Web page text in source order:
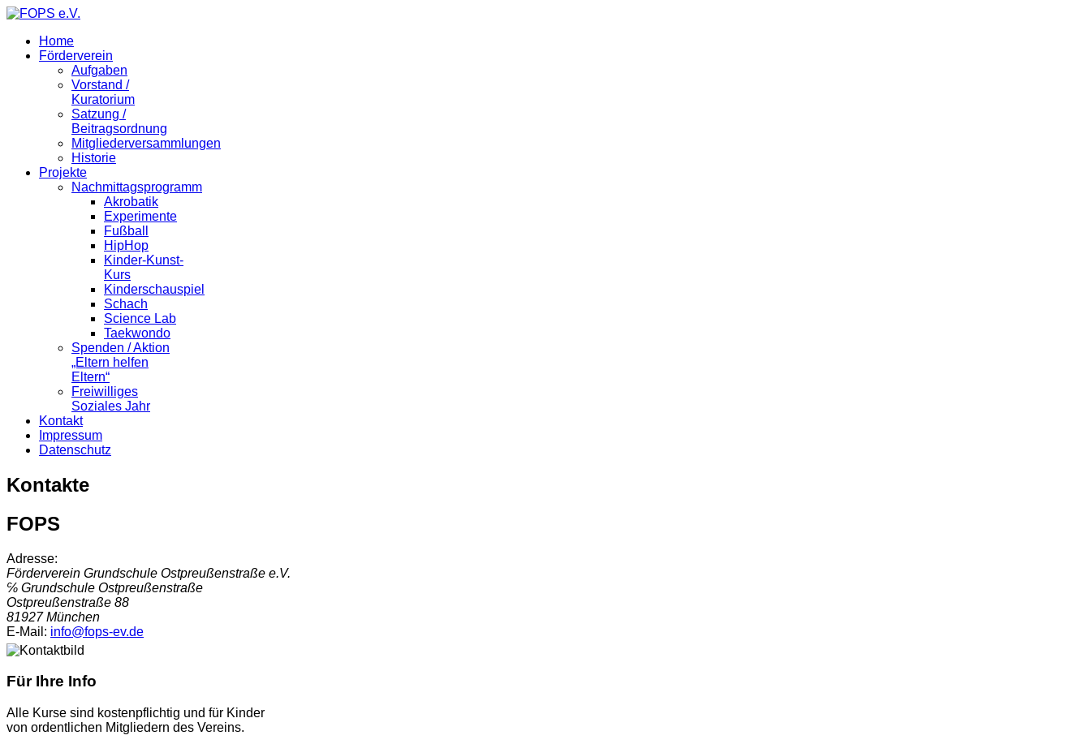
Home
Förderverein
Aufgaben
Vorstand /
Kuratorium
Satzung /
Beitragsordnung
Mitgliederversammlungen
Historie
Projekte
Nachmittagsprogramm
Akrobatik
Experimente
Fußball
HipHop
Kinder-Kunst-
Kurs
Kinderschauspiel
Schach
Science Lab
Taekwondo
Spenden / Aktion
„Eltern helfen
Eltern“
Freiwilliges
Soziales Jahr
Kontakt
Impressum
Datenschutz
Kontakte
FOPS
Adresse:
Förderverein Grundschule Ostpreußenstraße e.V.
℅ Grundschule Ostpreußenstraße
Ostpreußenstraße 88
81927 München
E-Mail: info@fops-ev.de
Für Ihre Info
Alle Kurse sind kostenpflichtig und für Kinder
von ordentlichen Mitgliedern des Vereins.